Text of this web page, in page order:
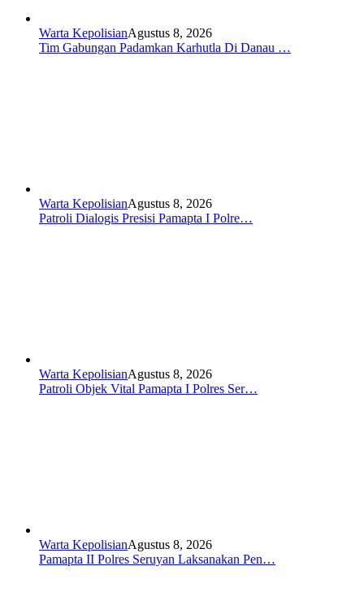
Warta KepolisianAgustus 8, 2026
Tim Gabungan Padamkan Karhutla Di Danau …
Warta KepolisianAgustus 8, 2026
Patroli Dialogis Presisi Pamapta I Polre…
Warta KepolisianAgustus 8, 2026
Patroli Objek Vital Pamapta I Polres Ser…
Warta KepolisianAgustus 8, 2026
Pamapta II Polres Seruyan Laksanakan Pen…